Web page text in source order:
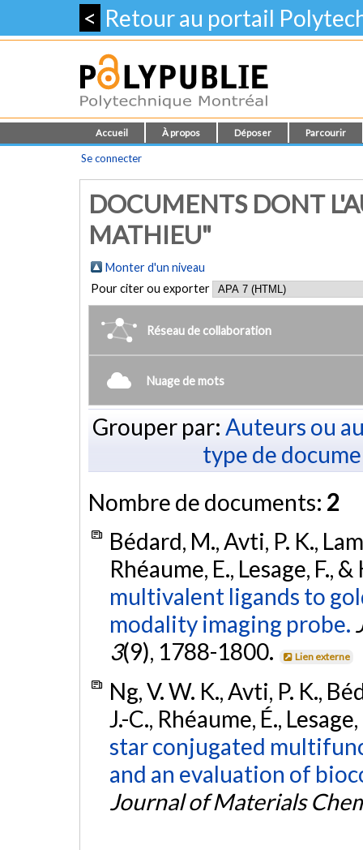
< Retour au portail
Accueil À propos Déposer Parcourir
Se connecter
DOCUMENTS DONT
MATHIEU"
Monter d'un niveau
Pour citer ou exporter
Réseau de collaboration
Nuage de mots
Grouper par: Auteurs ou
type de
Nombre de documents: 2
Bédard, M., Avti, P. K.,
Rhéaume, E., Lesage, F.,
multivalent ligands to
modality imaging probe.
3(9), 1788-1800. Lien externe
Ng, V. W. K., Avti, P. K.,
J.-C., Rhéaume, É.,
star conjugated
and an evaluation of
Journal of Materials